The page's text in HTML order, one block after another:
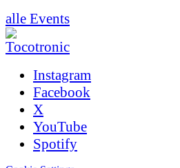
alle Events
Instagram
Facebook
X
YouTube
Spotify